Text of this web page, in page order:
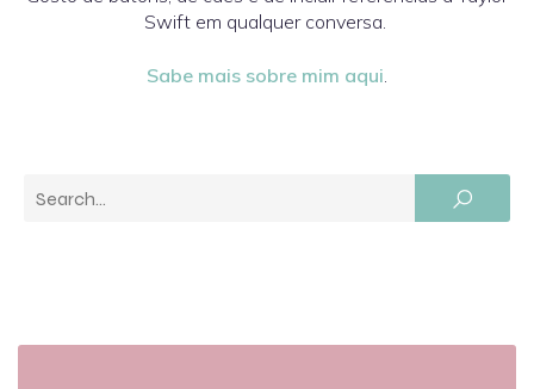
Swift em qualquer conversa.
Sabe mais sobre mim aqui.